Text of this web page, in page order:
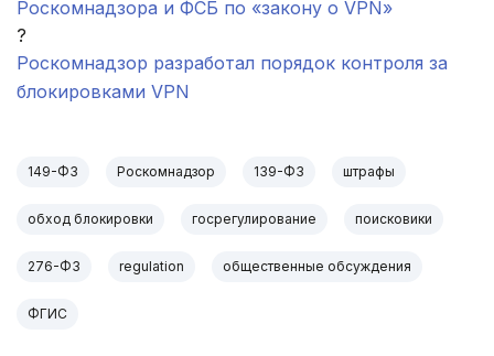
Роскомнадзора и ФСБ по «закону о VPN»
?
Роскомнадзор разработал порядок контроля за
блокировками VPN
149-ФЗ Роскомнадзор 139-ФЗ штрафы
обход блокировки госрегулирование поисковики
276-ФЗ regulation общественные обсуждения
ФГИС